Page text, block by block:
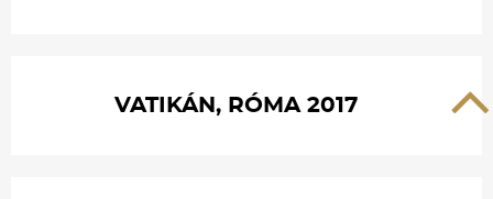
VATIKÁN, RÓMA 2017